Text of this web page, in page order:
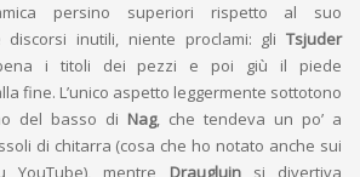
persino superiori rispetto al suo
discorsi inutili, niente proclami: gli Tsjuder
i titoli dei pezzi e poi giù il piede
fine. L’unico aspetto leggermente sottotono
del basso di Nag, che tendeva un po’ a
di chitarra (cosa che ho notato anche sui
mentre Draugluinsi divertiva